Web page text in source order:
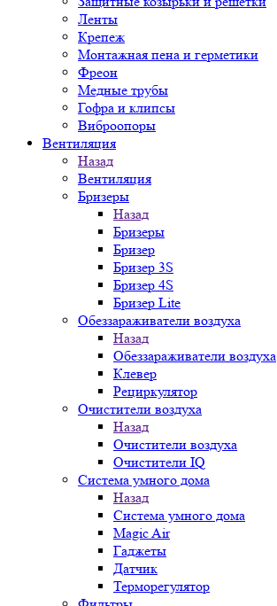
Ленты
Крепеж
Монтажная пена и герметики
Фреон
Медные трубы
Гофра и клипсы
Виброопоры
Вентиляция
Назад
Вентиляция
Бризеры
Назад
Бризеры
Бризер
Бризер 3S
Бризер 4S
Бризер Lite
Обеззараживатели воздуха
Назад
Обеззараживатели воздуха
Клевер
Рециркулятор
Очистители воздуха
Назад
Очистители воздуха
Очистители IQ
Система умного дома
Назад
Система умного дома
Magic Air
Гаджеты
Датчик
Терморегулятор